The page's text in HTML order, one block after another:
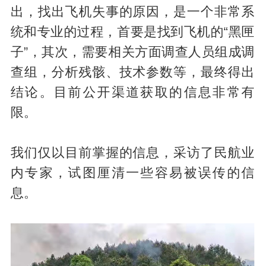
出，找出飞机失事的原因，是一个非常系
统和专业的过程，首要是找到飞机的“黑匣
子”，其次，需要相关方面调查人员组成调
查组，分析残骸、技术参数等，最终得出
结论。目前公开渠道获取的信息非常有
限。
我们仅以目前掌握的信息，采访了民航业
内专家，试图厘清一些容易被误传的信
息。